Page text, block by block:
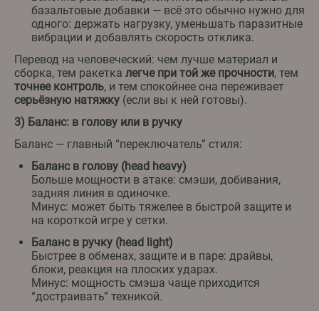
базальтовые добавки — всё это обычно нужно для
одного: держать нагрузку, уменьшать паразитные
вибрации и добавлять скорость отклика.
Перевод на человеческий: чем лучше материал и
сборка, тем ракетка легче при той же прочности, тем
точнее контроль, и тем спокойнее она переживает
серьёзную натяжку (если вы к ней готовы).
3) Баланс: в голову или в ручку
Баланс — главный “переключатель” стиля:
Баланс в голову (head heavy)
Больше мощности в атаке: смэши, добивания,
задняя линия в одиночке.
Минус: может быть тяжелее в быстрой защите и
на короткой игре у сетки.
Баланс в ручку (head light)
Быстрее в обменах, защите и в паре: драйвы,
блоки, реакция на плоских ударах.
Минус: мощность смэша чаще приходится
“достраивать” техникой.